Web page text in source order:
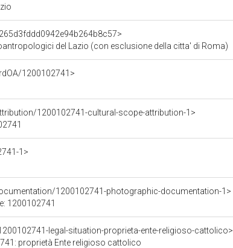
del Lazio (con esclusione della citta' di Roma)
1200102741>
1200102741-cultural-scope-attribution-1>
1>
1200102741-photographic-documentation-1>
1200102741
legal-situation-proprieta-ente-religioso-cattolico>
proprietà Ente religioso cattolico